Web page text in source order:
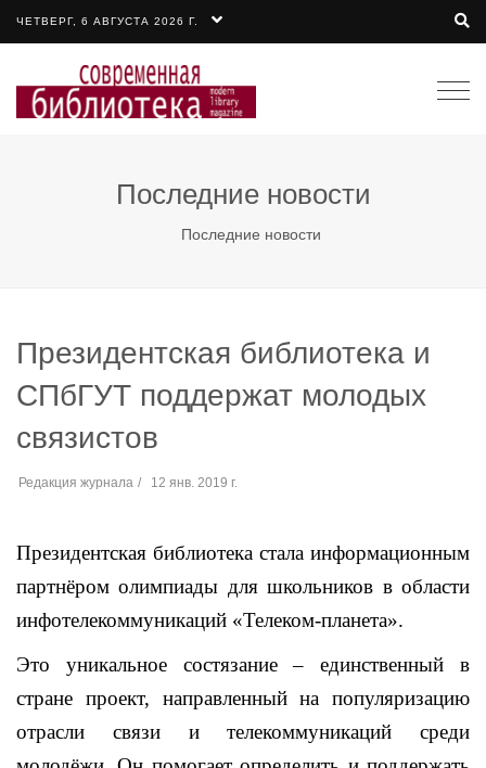
ЧЕТВЕРГ, 6 АВГУСТА 2026 Г.
Последние новости
Последние новости
Президентская библиотека и
СПбГУТ поддержат молодых
связистов
Редакция журнала 12 янв. 2019 г.
Президентская библиотека стала информационным
партнёром олимпиады для школьников в области
инфотелекоммуникаций «Телеком-планета».
Это уникальное состязание – единственный в
стране проект, направленный на популяризацию
отрасли связи и телекоммуникаций среди